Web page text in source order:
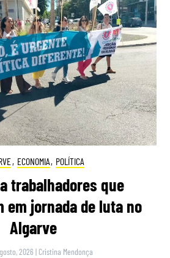
, ECONOMIA, POLÍTICA
trabalhadores que
em jornada de luta no
Algarve
2026 | Cristina Mendonça